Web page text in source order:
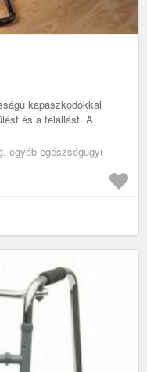
kapaszkodókkal
és a felállást. A
egyéb egészségügyi